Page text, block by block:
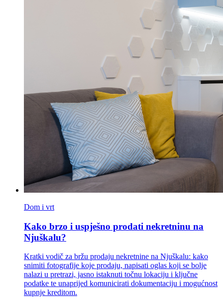
Dom i vrt
Kako brzo i uspješno prodati nekretninu na
Njuškalu?
Kratki vodič za bržu prodaju nekretnine na Njuškalu: kako
snimiti fotografije koje prodaju, napisati oglas koji se bolje
nalazi u pretrazi, jasno istaknuti točnu lokaciju i ključne
podatke te unaprijed komunicirati dokumentaciju i mogućnost
kupnje kreditom.